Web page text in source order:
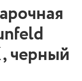
черный